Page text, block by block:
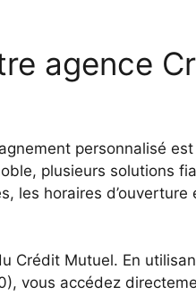
agence
personnalisé
plusieurs solutions
les horaires d’ouverture
Crédit Mutuel. En
vous accédez